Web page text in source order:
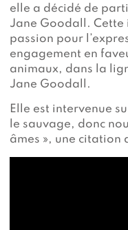
elle a décidé de
Jane Goodall. Cette
passion pour
engagement en
animaux, dans la
Jane Goodall.
Elle est intervenue
le sauvage, donc
âmes », une citation